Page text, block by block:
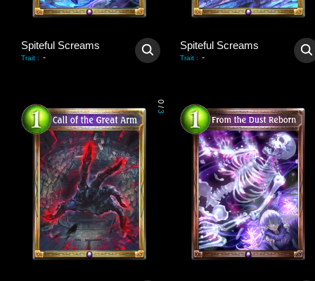
Spiteful Screams
Trait : -
Spiteful Screams
Trait : -
0
/
3